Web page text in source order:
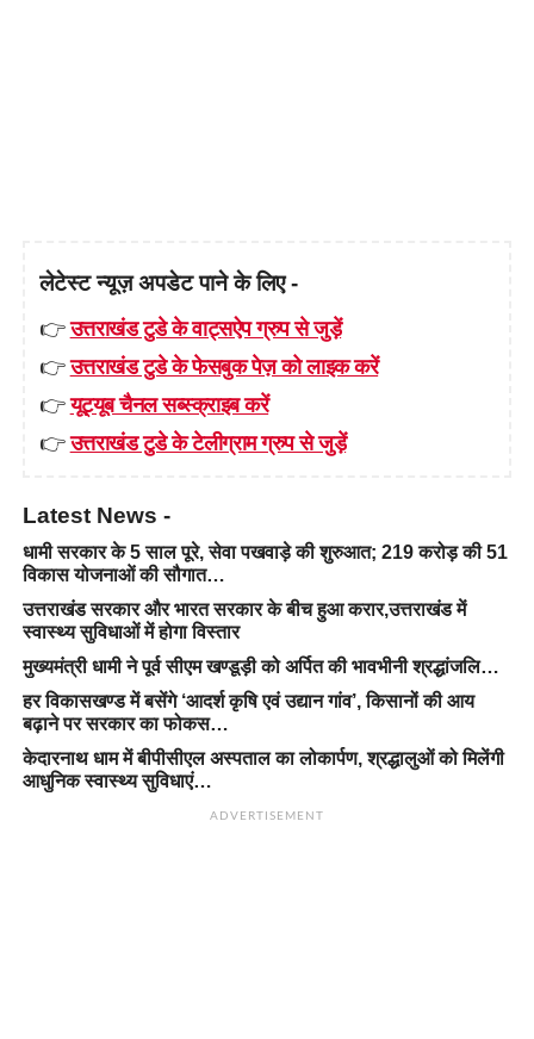
लेटेस्ट न्यूज़ अपडेट पाने के लिए -
👉उत्तराखंड टुडे के वाट्सऐप ग्रुप से जुड़ें
👉उत्तराखंड टुडे के फेसबुक पेज़ को लाइक करें
👉यूट्यूब चैनल सब्स्क्राइब करें
👉उत्तराखंड टुडे के टेलीग्राम ग्रुप से जुड़ें
Latest News -
धामी सरकार के 5 साल पूरे, सेवा पखवाड़े की शुरुआत; 219 करोड़ की 51
विकास योजनाओं की सौगात…
उत्तराखंड सरकार और भारत सरकार के बीच हुआ करार,उत्तराखंड में
स्वास्थ्य सुविधाओं में होगा विस्तार
मुख्यमंत्री धामी ने पूर्व सीएम खण्डूड़ी को अर्पित की भावभीनी श्रद्धांजलि…
हर विकासखण्ड में बसेंगे ‘आदर्श कृषि एवं उद्यान गांव’, किसानों की आय
बढ़ाने पर सरकार का फोकस…
केदारनाथ धाम में बीपीसीएल अस्पताल का लोकार्पण, श्रद्धालुओं को मिलेंगी
आधुनिक स्वास्थ्य सुविधाएं…
ADVERTISEMENT